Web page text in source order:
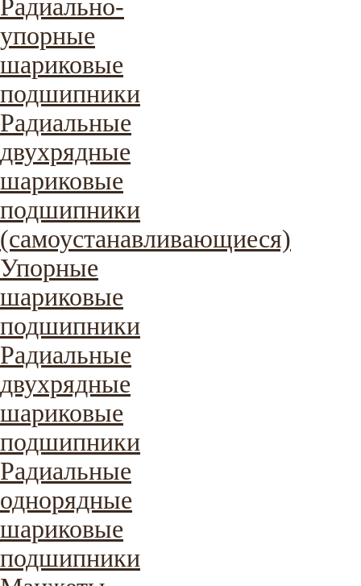
Радиально-
упорные
шариковые
подшипники
Радиальные
двухрядные
шариковые
подшипники
(самоустанавливающиеся)
Упорные
шариковые
подшипники
Радиальные
двухрядные
шариковые
подшипники
Радиальные
однорядные
шариковые
подшипники